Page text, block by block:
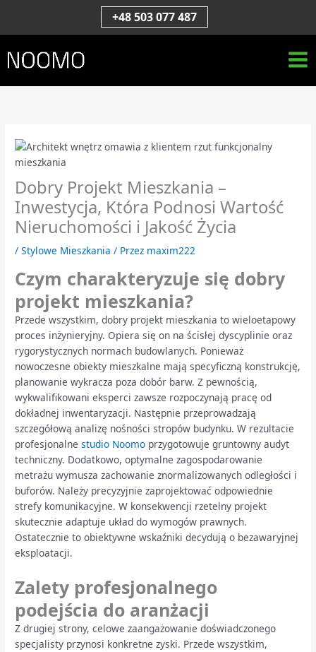
treści
+48 503 077 487
Dobry Projekt Mieszkania –
Inwestycja, Która Podnosi Wartość
Nieruchomości i Jakość Życia
/Stylowe Mieszkania / Przez maxim222
Czym charakteryzuje się dobry
projekt mieszkania?
Przede wszystkim, dobry projekt mieszkania to wieloetapowy
proces inżynieryjny. Opiera się on na ścisłej dyscyplinie oraz
rygorystycznych normach budowlanych. Ponieważ
nowoczesne obiekty mieszkalne mają specyficzną konstrukcję,
planowanie wykracza poza dobór barw. Z pewnością,
wykwalifikowani eksperci zawsze rozpoczynają pracę od
dokładnej inwentaryzacji. Następnie przeprowadzają
szczegółową analizę nośności stropów budynku. W rezultacie
profesjonalnestudio Noomo przygotowuje gruntowny audyt
techniczny. Dodatkowo, optymalne zagospodarowanie
metrażu wymusza zachowanie znormalizowanych odległości i
buforów. Należy precyzyjnie zaprojektować odpowiednie
strefy komunikacyjne. W konsekwencji rzetelny projekt
skutecznie adaptuje układ do wymogów prawnych.
Ostatecznie to obiektywne wskaźniki decydują o bezawaryjnej
eksploatacji.
Zalety profesjonalnego
podejścia do aranżacji
Z drugiej strony, celowe zaangażowanie doświadczonego
specjalisty przynosi konkretne zyski. Przede wszystkim,
k
a